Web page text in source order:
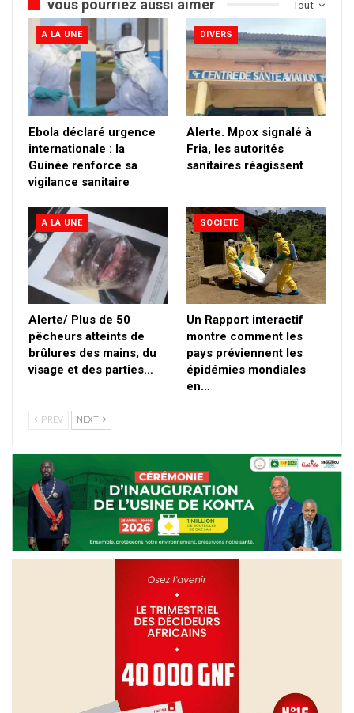
Tout
vous pourriez aussi aimer
A LA UNE
Ebola déclaré urgence
internationale : la
Guinée renforce sa
vigilance sanitaire
DIVERS
Alerte. Mpox signalé à
Fria, les autorités
sanitaires réagissent
A LA UNE
Alerte/ Plus de 50
pêcheurs atteints de
brûlures des mains, du
visage et des parties…
SOCIETÉ
Un Rapport interactif
montre comment les
pays préviennent les
épidémies mondiales
en…
PREV NEXT